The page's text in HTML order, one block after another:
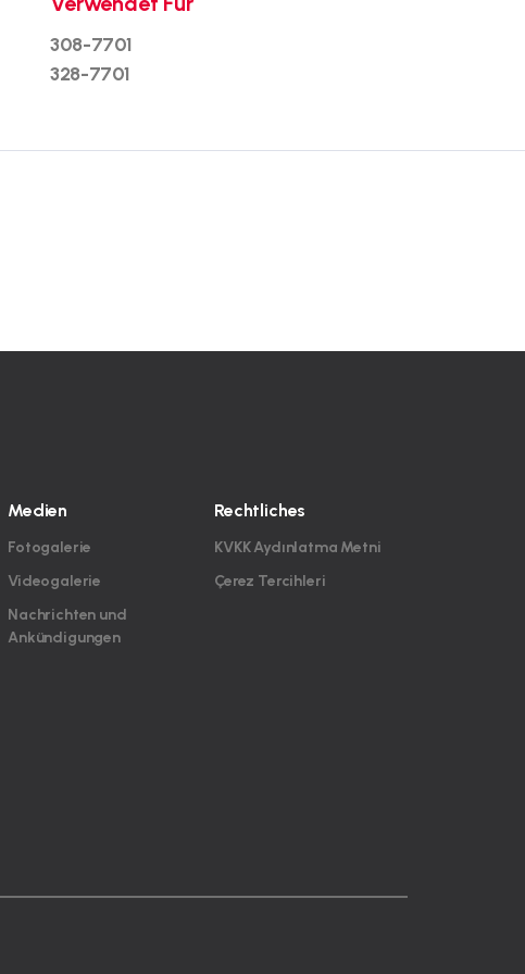
308-7701
328-7701
Medien
Fotogalerie
Videogalerie
Nachrichten und
Ankündigungen
Rechtliches
KVKK Aydınlatma Metni
Çerez Tercihleri